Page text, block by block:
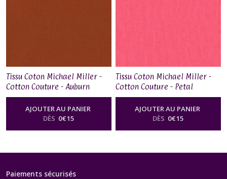
Tissu Coton Michael Miller -
Cotton Couture - Auburn
AJOUTER AU PANIER
DÈS 0€15
Tissu Coton Michael Miller -
Cotton Couture - Petal
AJOUTER AU PANIER
DÈS 0€15
Paiements sécurisés